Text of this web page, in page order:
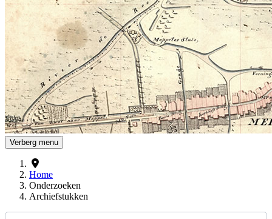
Verberg menu
Home
Onderzoeken
Archiefstukken